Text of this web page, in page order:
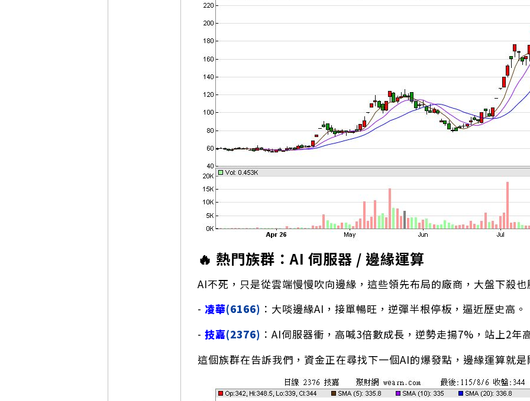
🔥 熱門族群：AI 伺服器 / 邊緣運算
AI不死，只是從雲端慢慢吹向邊緣，這些領先布局的廠商，大盤下殺
- 凌華(6166) ：大啖邊緣AI，接單暢旺，逆彈半根停板，逼近歷史高。
- 技嘉(2376) ：AI伺服器衝，高喊3倍數成長，逆勢走揚7%，站上2年
這個族群在告訴我們，資金正在尋找下一個AI的爆發點，邊緣運算就